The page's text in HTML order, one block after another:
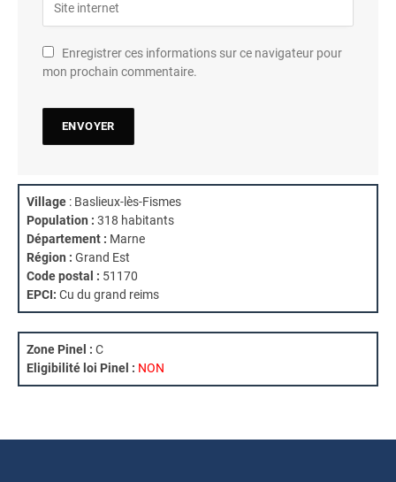
Enregistrer ces informations sur ce navigateur pour
mon prochain commentaire.
Village : Baslieux-lès-Fismes
Population : 318 habitants
Département : Marne
Région : Grand Est
Code postal : 51170
EPCI: Cu du grand reims
Zone Pinel : C
Eligibilité loi Pinel : NON